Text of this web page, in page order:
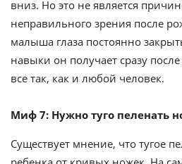
вниз. Но это не является
неправильного зрения после
малыша глаза постоянно
навыки он получает сразу
все так, как и любой человек.
Миф 7: Нужно туго пеленать
Существует мнение, что тугое